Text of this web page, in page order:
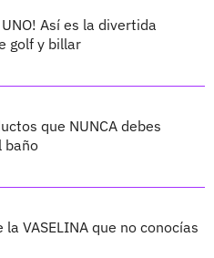
UNO! Así es la divertida
golf y billar
que NUNCA debes
baño
la VASELINA que no conocías